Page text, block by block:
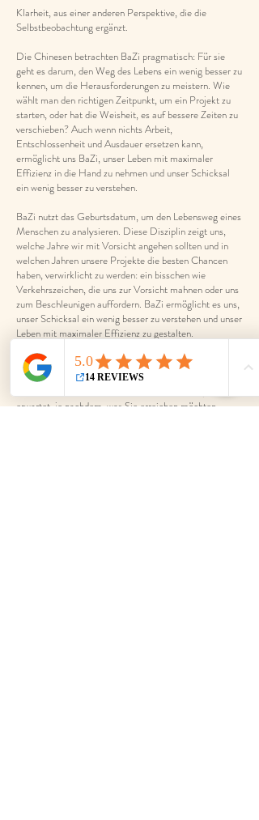
Klarheit, aus einer anderen Perspektive, die die
Selbstbeobachtung ergänzt.
Die Chinesen betrachten BaZi pragmatisch: Für sie
geht es darum, den Weg des Lebens ein wenig besser zu
kennen, um die Herausforderungen zu meistern. Wie
wählt man den richtigen Zeitpunkt, um ein Projekt zu
starten, oder hat die Weisheit, es auf bessere Zeiten zu
verschieben? Auch wenn nichts Arbeit,
Entschlossenheit und Ausdauer ersetzen kann,
ermöglicht uns BaZi, unser Leben mit maximaler
Effizienz in die Hand zu nehmen und unser Schicksal
ein wenig besser zu verstehen.
BaZi nutzt das Geburtsdatum, um den Lebensweg eines
Menschen zu analysieren. Diese Disziplin zeigt uns,
welche Jahre wir mit Vorsicht angehen sollten und in
welchen Jahren unsere Projekte die besten Chancen
haben, verwirklicht zu werden: ein bisschen wie
Verkehrszeichen, die uns zur Vorsicht mahnen oder uns
zum Beschleunigen auffordern. BaZi ermöglicht es uns,
unser Schicksal ein wenig besser zu verstehen und unser
Leben mit maximaler Effizienz zu gestalten.
Wenn Sie also auch die Glückssäulen betrachten,
erhalten Sie eine sehr detaillierte Einschätzung Ihrer
erwartet, je nachdem, was Sie erreichen möchten.